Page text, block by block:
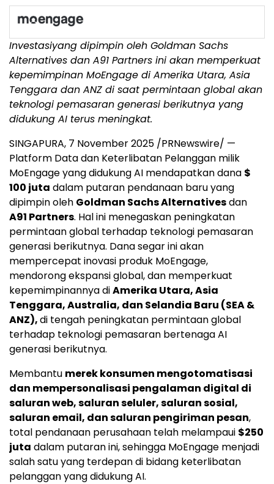
Investasiyang dipimpin oleh Goldman Sachs
Alternatives dan A91 Partners ini akan memperkuat
kepemimpinan MoEngage di Amerika Utara, Asia
Tenggara dan ANZ di saat permintaan global akan
teknologi pemasaran generasi berikutnya yang
didukung AI terus meningkat.
SINGAPURA, 7 November 2025 /PRNewswire/ —
Platform Data dan Keterlibatan Pelanggan milik
MoEngage yang didukung AI mendapatkan dana $
100 juta dalam putaran pendanaan baru yang
dipimpin oleh Goldman Sachs Alternativesdan
A91 Partners. Hal ini menegaskan peningkatan
permintaan global terhadap teknologi pemasaran
generasi berikutnya. Dana segar ini akan
mempercepat inovasi produk MoEngage,
mendorong ekspansi global, dan memperkuat
kepemimpinannya diAmerika Utara,Asia
Tenggara,Australia, dan Selandia Baru (SEA &
ANZ),di tengah peningkatan permintaan global
terhadap teknologi pemasaran bertenaga AI
generasi berikutnya.
Membantu merek konsumen mengotomatisasi
dan mempersonalisasi pengalaman digital di
saluran web, saluran seluler, saluran sosial,
saluran email, dan saluran pengiriman pesan,
total pendanaan perusahaan telah melampaui $250
juta dalam putaran ini, sehingga MoEngage menjadi
salah satu yang terdepan di bidang keterlibatan
pelanggan yang didukung AI.